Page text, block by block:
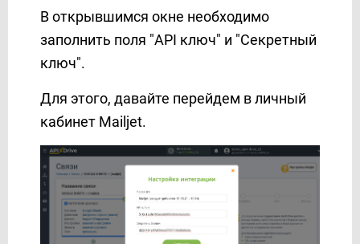
Mailigen
Mailjet
MeisterTask
Messaggio (контакты)
Messaggio (рассылка)
Messedo
Messente
Microsoft Dynamics 365
В открывшимся окне необходимо
заполнить поля "API ключ" и "Секретный
ключ".
Для этого, давайте перейдем в личный
кабинет Mailjet.